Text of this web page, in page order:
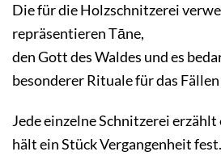
Die für die Holzschnitzerei
repräsentieren Tāne,
den Gott des Waldes und es
besonderer Rituale für das
Jede einzelne Schnitzerei
hält ein Stück Vergangenheit fest.